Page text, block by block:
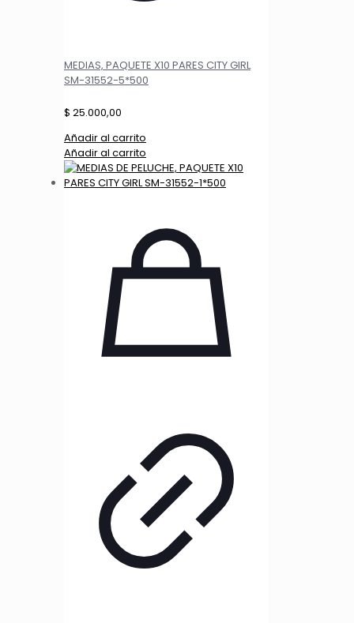
MEDIAS, PAQUETE X10 PARES CITY GIRL
SM-31552-5*500
$ 25.000,00
Añadir al carrito
Añadir al carrito